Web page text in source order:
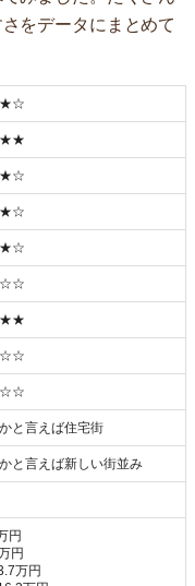
をデータにまとめて
と言えば住宅街
と言えば新しい街並み
円
円
万円